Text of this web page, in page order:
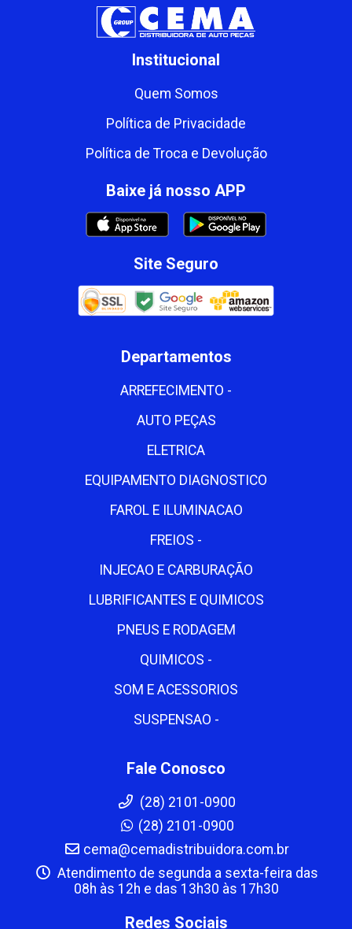
Institucional
Quem Somos
Política de Privacidade
Política de Troca e Devolução
Baixe já nosso APP
Site Seguro
Departamentos
ARREFECIMENTO -
AUTO PEÇAS
ELETRICA
EQUIPAMENTO DIAGNOSTICO
FAROL E ILUMINACAO
FREIOS -
INJECAO E CARBURAÇÃO
LUBRIFICANTES E QUIMICOS
PNEUS E RODAGEM
QUIMICOS -
SOM E ACESSORIOS
SUSPENSAO -
Fale Conosco
(28) 2101-0900
(28) 2101-0900
cema@cemadistribuidora.com.br
Atendimento de segunda a sexta-feira das
08h às 12h e das 13h30 às 17h30
Redes Sociais